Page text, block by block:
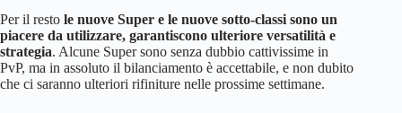
Per il resto le nuove Super e le nuove sotto-classi sono un
piacere da utilizzare, garantiscono ulteriore versatilità e
strategia. Alcune Super sono senza dubbio cattivissime in
PvP, ma in assoluto il bilanciamento è accettabile, e non dubito
che ci saranno ulteriori rifiniture nelle prossime settimane.